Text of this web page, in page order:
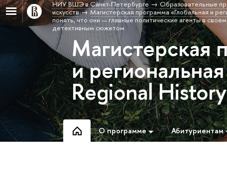
НИУ ВШЭ в Санкт-Петербурге Образовательные
искусств
Магистерская программа «Глобальная и
понять, что они — главные политические агенты в
детективным сюжетом
Магистерская
и
Regional
О программе Абитуриентам